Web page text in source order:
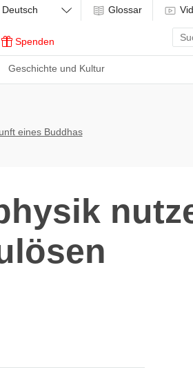
Geschichte und Kultur
Spenden
Glossar
Enter
term
eines Buddhas